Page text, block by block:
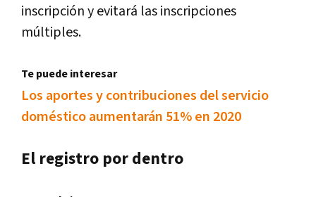
inscripción y evitará las inscripciones
múltiples.
Te puede interesar
Los aportes y contribuciones del servicio
doméstico aumentarán 51% en 2020
El registro por dentro